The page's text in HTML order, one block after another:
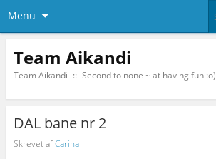
Menu
Team Aikandi
Team Aikandi -::- Second to none ~ at having fun :o)
DAL bane nr 2
Skrevet afCarina